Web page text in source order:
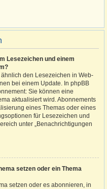
Lesezeichen und einem
den Lesezeichen in Web-
bei einem Update. In phpBB
Sie können eine
aktualisiert wird. Abonnements
eines Themas oder eines
für Lesezeichen und
unter „Benachrichtigungen
setzen oder ein Thema
setzen oder es abonnieren, in